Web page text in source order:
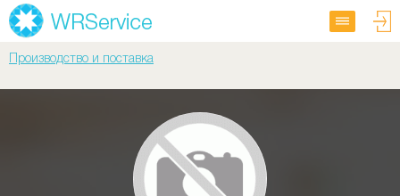
Производство и поставка